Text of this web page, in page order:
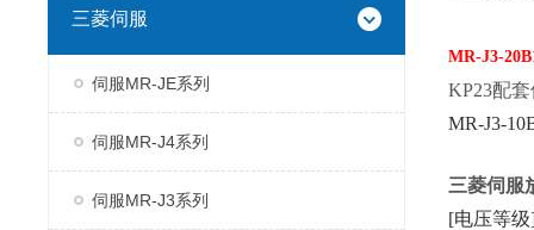
三菱伺服
伺服MR-JE系列
伺服MR-J4系列
伺服MR-J3系列
MR-J3-
KP23配
MR-J3-
三菱伺服
[电压等级